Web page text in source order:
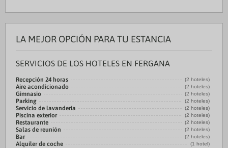
LA MEJOR OPCIÓN PARA TU ESTANCIA
SERVICIOS DE LOS HOTELES EN FERGANA
Recepción 24 horas (2 hoteles)
Aire acondicionado (2 hoteles)
Gimnasio (2 hoteles)
Parking (2 hoteles)
Servicio de lavandería (2 hoteles)
Piscina exterior (2 hoteles)
Restaurante (2 hoteles)
Salas de reunión (2 hoteles)
Bar (2 hoteles)
Alquiler de coche (1 hotel)